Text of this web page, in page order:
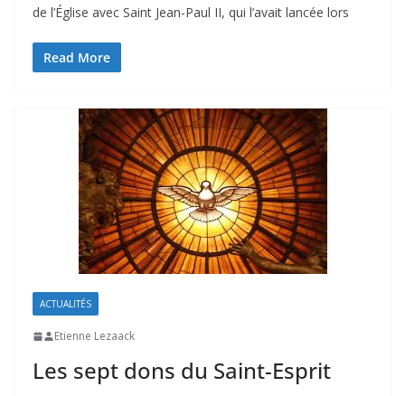
de l’Église avec Saint Jean-Paul II, qui l’avait lancée lors
Read More
ACTUALITÉS
Etienne Lezaack
Les sept dons du Saint-Esprit